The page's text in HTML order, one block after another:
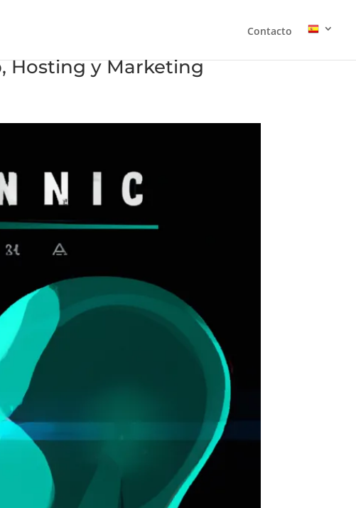
Contacto
Hosting y Marketing